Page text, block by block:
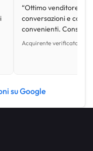
“Ottimo venditore,
conversazioni e con
convenienti.
Acquirente verificato •
su Google